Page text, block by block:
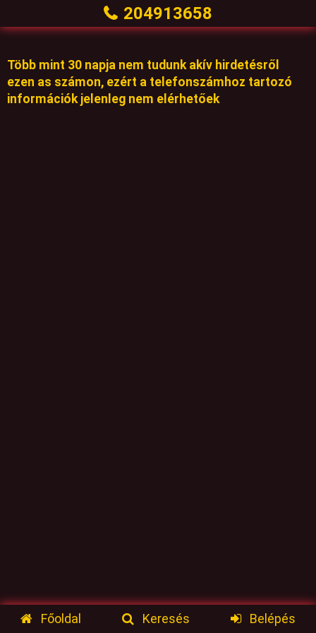
204913658
Főoldal Keresés Belépés
Több mint 30 napja nem tudunk akív hirdetésről
ezen as számon, ezért a telefonszámhoz tartozó
információk jelenleg nem elérhetőek